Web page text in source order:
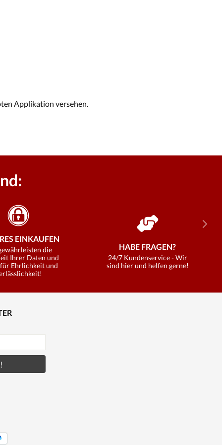
Applikation versehen.
EINKAUFEN
die
Ihrer Daten und
Ehrlichkeit und
HABE FRAGEN?
24/7 Kundenservice - Wir
sind hier und helfen gerne!